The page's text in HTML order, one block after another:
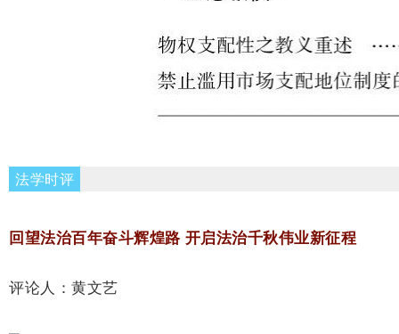
法学时评
回望法治百年奋斗辉煌路 开启法治千秋伟业新征程
评论人：黄文艺